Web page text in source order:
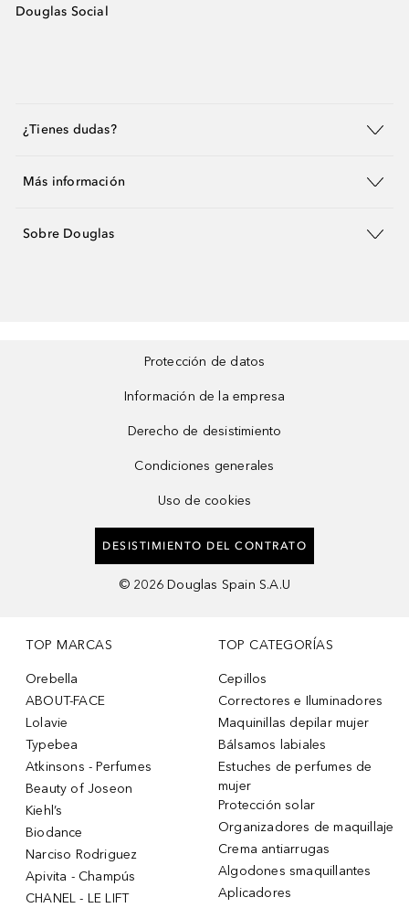
Douglas Social
¿Tienes dudas?
Más información
Sobre Douglas
Protección de datos
Información de la empresa
Derecho de desistimiento
Condiciones generales
Uso de cookies
DESISTIMIENTO DEL CONTRATO
© 2026 Douglas Spain S.A.U
TOP MARCAS
Orebella
ABOUT-FACE
Lolavie
Typebea
Atkinsons - Perfumes
Beauty of Joseon
Kiehl’s
Biodance
Narciso Rodriguez
Apivita - Champús
CHANEL - LE LIFT
TOP CATEGORÍAS
Cepillos
Correctores e Iluminadores
Maquinillas depilar mujer
Bálsamos labiales
Estuches de perfumes de
mujer
Protección solar
Organizadores de maquillaje
Crema antiarrugas
Algodones smaquillantes
Aplicadores